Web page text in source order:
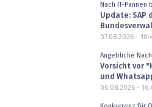
Nach IT-
Update: SAP
07.08.2026 -
Angebliche
Vorsicht vor
und
06.08.2026 -